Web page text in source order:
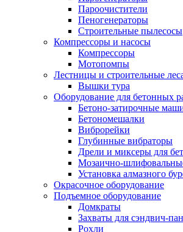
Пароочистители
Пеногенераторы
Строительные пылесосы
Компрессоры и насосы
Компрессоры
Мотопомпы
Лестницы и строительные
Вышки тура
Оборудование для бетонных
Бетоно-затирочные
Бетономешалки
Виброрейки
Глубинные вибраторы
Дрели и миксеры для
Мозаично-
Установка алмазного
Окрасочное оборудование
Подъемное оборудование
Домкраты
Захваты для сэндвич-
Рохли